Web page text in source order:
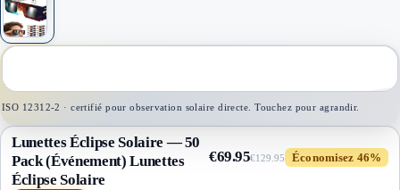
1
ISO 12312-2 · certifié pour observation solaire directe. Touchez pour agrandir.
Lunettes Éclipse Solaire — 50
Pack (Événement)Lunettes
Éclipse Solaire
€69.95€129.95 Économisez 46%